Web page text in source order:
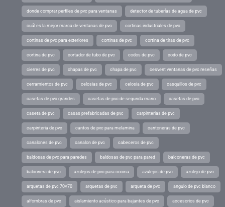
donde comprar perfiles de pvc para ventanas detector de tuberías de agua de pvc
cuál es la mejor marca de ventanas de pvc cortinas industriales de pvc
cortinas de pvc para exteriores cortinas de pvc cortina de tiras de pvc
cortina de pvc cortador de tubo de pvc codos de pvc codo de pvc
cierres de pvc chapas de pvc chapa de pvc cesvent ventanas de pvc reseñas
cerramientos de pvc celosias de pvc celosia de pvc casquillos de pvc
casetas de pvc grandes casetas de pvc de segunda mano casetas de pvc
caseta de pvc casas prefabricadas de pvc carpinterias de pvc
carpinteria de pvc cantos de pvc para melamina cantoneras de pvc
canalones de pvc canalon de pvc cabeceros de pvc
baldosas de pvc para paredes baldosas de pvc para pared balconeras de pvc
balconera de pvc azulejos de pvc para cocina azulejos de pvc azulejo de pvc
arquetas de pvc 70×70 arquetas de pvc arqueta de pvc angulo de pvc blanco
alfombras de pvc aislamiento acústico para bajantes de pvc accesorios de pvc